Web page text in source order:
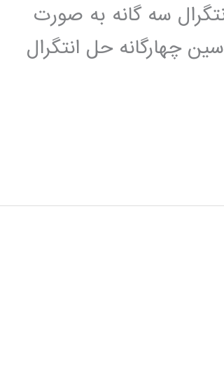
سه گانه به صورت
چهارگانه حل انتگرال